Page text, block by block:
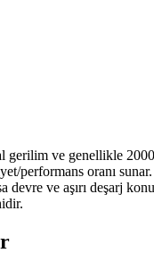
ve genellikle
performans oranı
ve aşırı deşarj